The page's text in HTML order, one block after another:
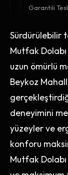
Garantili
Sürdürülebilir
Mutfak
uzun ömürlü
Beykoz
deneyimini
yüzeyler ve
konforu
Mutfak